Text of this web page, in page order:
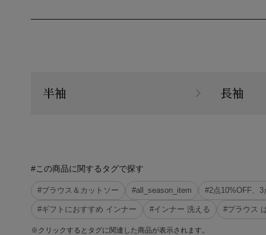
半袖 長袖
#この商品に関するタグで探す
#ブラウス＆カットソー #all_season_item #2点10%OFF、3
#ギフトにおすすめ インナー #インナー 洗える #ブラウス
※クリックするとタグに関連した商品が表示されます。